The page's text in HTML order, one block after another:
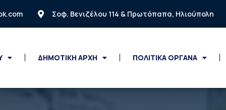
Σοφ. Βενιζέλου 114 & Πρωτόπαπα, Ηλιούπολη
ΔΗΜΟΤΙΚΗ ΑΡΧΗ ΠΟΛΙΤΙΚΑ ΟΡΓΑΝΑ